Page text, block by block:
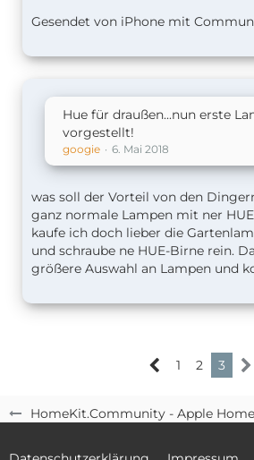
HomeKit.Community - Apple
Torben
Gesendet von iPhone mit
Hue für draußen...nun erste
vorgestellt!
googie 6. Mai 2018
was soll der Vorteil von den
ganz normale Lampen mit ner
kaufe ich doch lieber die
und schraube ne HUE-Birne rein.
größere Auswahl an Lampen und
1 2 3